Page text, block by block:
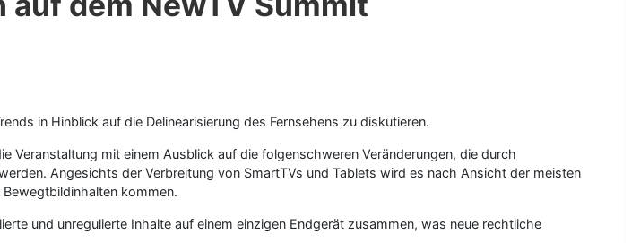
in Hinblick auf die Delinearisierung des Fernsehens zu diskutieren.
mit einem Ausblick auf die folgenschweren Veränderungen, die durch
Angesichts der Verbreitung von SmartTVs und Tablets wird es nach Ansicht der meisten
kommen.
und unregulierte Inhalte auf einem einzigen Endgerät zusammen, was neue rechtliche